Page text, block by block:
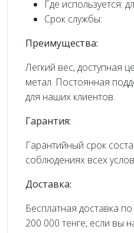
Где используется:
Срок службы:
Преимущества:
Легкий вес, доступная
метал. Постоянная
для наших клиентов.
Гарантия:
Гарантийный срок
соблюдениях всех
Доставка:
Бесплатная доставка
200 000 тенге, если вы